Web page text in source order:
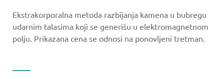
Ekstrakorporalna metoda razbijanja kamena u bubregu
udarnim talasima koji se generišu u elektromagnetnom
polju. Prikazana cena se odnosi na ponovljeni tretman.